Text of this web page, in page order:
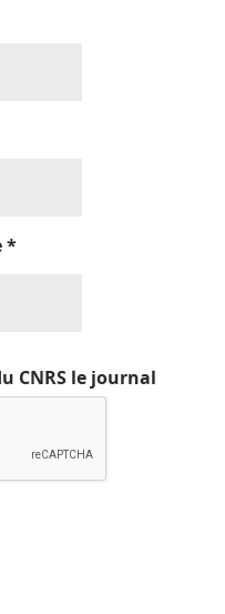
*
CNRS le journal